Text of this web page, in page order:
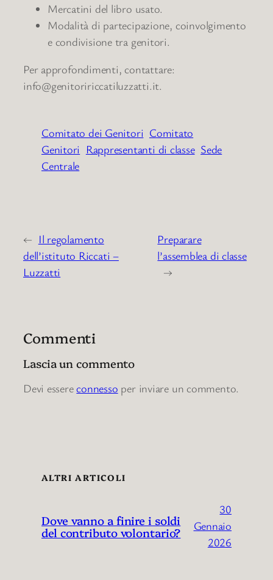
Mercatini del libro usato.
Modalità di partecipazione, coinvolgimento
e condivisione tra genitori.
Per approfondimenti, contattare:
info@genitoririccatiluzzatti.it.
Comitato dei Genitori Comitato
Genitori Rappresentanti di classe Sede
Centrale
← Il regolamento
dell’istituto Riccati –
Luzzatti
Preparare
l’assemblea di classe
→
Commenti
Lascia un commento
Devi essereconnesso per inviare un commento.
ALTRI ARTICOLI
Dove vanno a finire i soldi
del contributo volontario?
30
Gennaio
2026